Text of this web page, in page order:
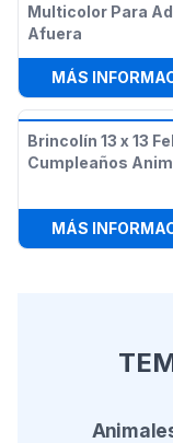
Multicolor Para
Afuera
MÁS
Brincolín 13 x 13
Cumpleaños
MÁS